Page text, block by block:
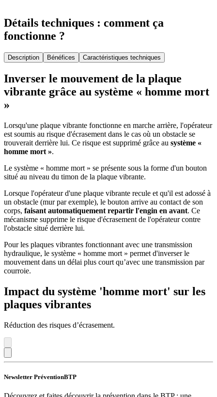
Détails techniques : comment ça
fonctionne ?
Description Bénéfices Caractéristiques techniques
Inverser le mouvement de la plaque
vibrante grâce au système « homme mort
»
Lorsqu'une plaque vibrante fonctionne en marche arrière, l'opérateur
est soumis au risque d'écrasement dans le cas où un obstacle se
trouverait derrière lui. Ce risque est supprimé grâce au système «
homme mort ».
Le système « homme mort » se présente sous la forme d'un bouton
situé au niveau du timon de la plaque vibrante.
Lorsque l'opérateur d'une plaque vibrante recule et qu'il est adossé à
un obstacle (mur par exemple), le bouton arrive au contact de son
corps, faisant automatiquement repartir l'engin en avant. Ce
mécanisme supprime le risque d'écrasement de l'opérateur contre
l'obstacle situé derrière lui.
Pour les plaques vibrantes fonctionnant avec une transmission
hydraulique, le système « homme mort » permet d'inverser le
mouvement dans un délai plus court qu’avec une transmission par
courroie.
Impact du système 'homme mort' sur les
plaques vibrantes
Réduction des risques d’écrasement.
Newsletter PréventionBTP